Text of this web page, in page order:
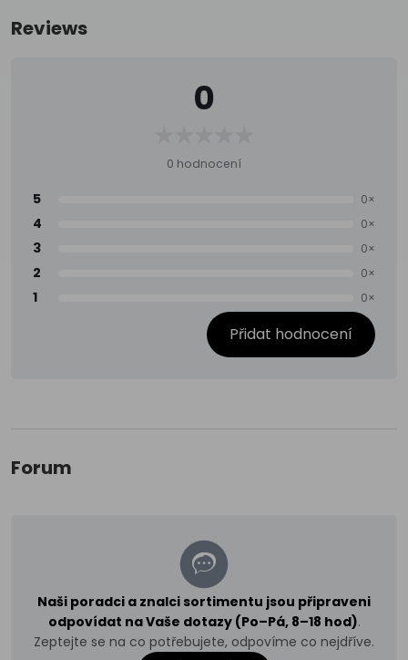
Reviews
0
0 hodnocení
5 0×
4 0×
3 0×
2 0×
1 0×
Přidat hodnocení
Forum
Naši poradci a znalci sortimentu jsou připraveni
odpovídat na Vaše dotazy (Po–Pá, 8–18 hod).
Zeptejte se na co potřebujete, odpovíme co nejdříve.